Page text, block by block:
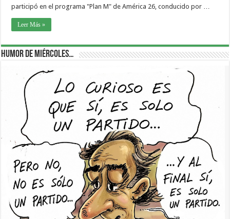
participó en el programa "Plan M" de América 26, conducido por …
Leer Más »
Humor de Miércoles…